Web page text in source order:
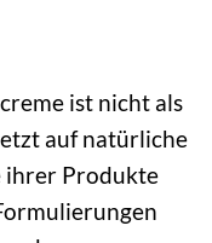
ist nicht als
auf natürliche
ihrer Produkte